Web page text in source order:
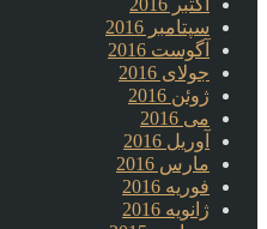
اکتبر 2016
سپتامبر 2016
آگوست 2016
جولای 2016
ژوئن 2016
می 2016
آوریل 2016
مارس 2016
فوریه 2016
ژانویه 2016